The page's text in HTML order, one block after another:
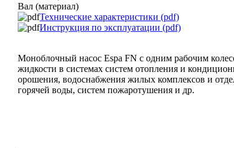
Вал (материал)
Технические характеристики (pdf)
Инструкция по эксплуатации (pdf)
Моноблочный насос Espa FN с одним рабочим
жидкости в системах систем отопления и
орошения, водоснабжения жилых комплексов и
горячей воды, систем пожаротушения и др.